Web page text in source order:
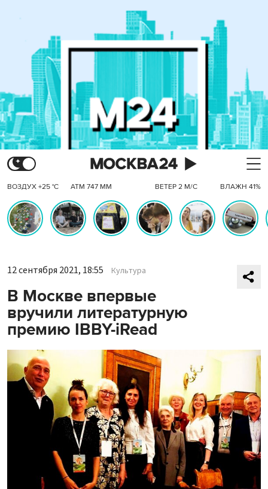
ВОЗДУХ +25 °C АТМ 747 ММ ВЕТЕР 2 М/С ВЛАЖН 41%
12 сентября 2021, 18:55 Культура
В Москве впервые
вручили литературную
премию IBBY-iRead